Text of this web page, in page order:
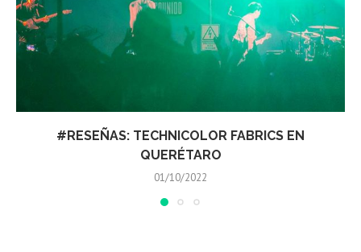
RESEÑAS: COMISARIO PANTERA EN QUERÉTARO
06/09/2022